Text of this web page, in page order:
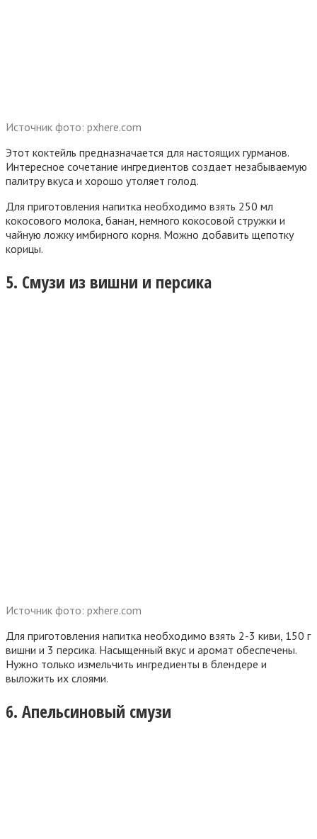
Источник фото: pxhere.com
Этот коктейль предназначается для настоящих гурманов.
Интересное сочетание ингредиентов создает незабываемую
палитру вкуса и хорошо утоляет голод.
Для приготовления напитка необходимо взять 250 мл
кокосового молока, банан, немного кокосовой стружки и
чайную ложку имбирного корня. Можно добавить щепотку
корицы.
5. Смузи из вишни и персика
Источник фото: pxhere.com
Для приготовления напитка необходимо взять 2-3 киви, 150 г
вишни и 3 персика. Насыщенный вкус и аромат обеспечены.
Нужно только измельчить ингредиенты в блендере и
выложить их слоями.
6. Апельсиновый смузи